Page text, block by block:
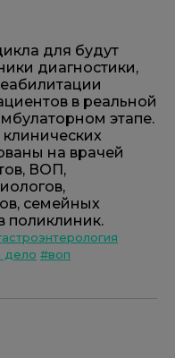
для будут
диагностики,
в реальной
этапе.
на врачей
ВОП,
семейных
поликлиник.
дело #воп